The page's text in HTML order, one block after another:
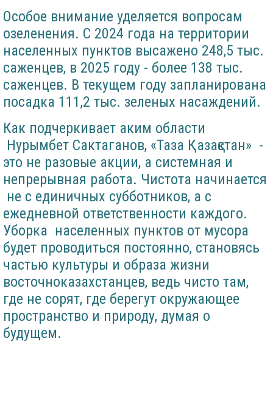
Особое внимание уделяется вопросам
озеленения. С 2024 года на территории
населенных пунктов высажено 248,5 тыс.
саженцев, в 2025 году - более 138 тыс.
саженцев. В текущем году запланирована
посадка 111,2 тыс. зеленых насаждений.
Как подчеркивает аким области
Нурымбет Сактаганов, «Таза Қазақстан» -
это не разовые акции, а системная и
непрерывная работа. Чистота начинается
не с единичных субботников, а с
ежедневной ответственности каждого.
Уборка населенных пунктов от мусора
будет проводиться постоянно, становясь
частью культуры и образа жизни
восточноказахстанцев, ведь чисто там,
где не сорят, где берегут окружающее
пространство и природу, думая о
будущем.